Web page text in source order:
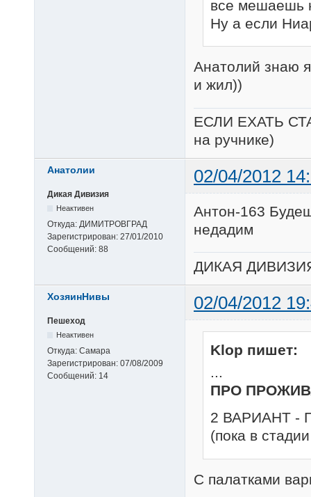
все мешаешь
Ну а если
Анатолий знаю
и жил))
ЕСЛИ ЕХАТЬ
на ручнике)
Анатолии 02/04/2012
Дикая Дивизия
Неактивен
Откуда: ДИМИТРОВГРАД
Зарегистрирован: 27/01/2010
Сообщений: 88
Антон-163
недадим
ДИКАЯ
ХозяинНивы 02/04/2012
Пешеход
Неактивен
Откуда: Самара
Зарегистрирован: 07/08/2009
Сообщений: 14
Klop пишет:
...
ПРО
2 ВАРИАНТ -
(пока в
C палатками